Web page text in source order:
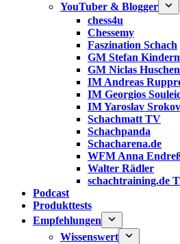
YouTuber & Blogger
chess4u
Chessemy
Faszination Schach
GM Stefan
GM Niclas
IM Andreas
IM Georgios
IM Yaroslav
Schachmatt TV
Schachpanda
Schacharena.de
WFM Anna
Walter Rädler
schachtraining.de
Podcast
Produkttests
Empfehlungen
Wissenswert